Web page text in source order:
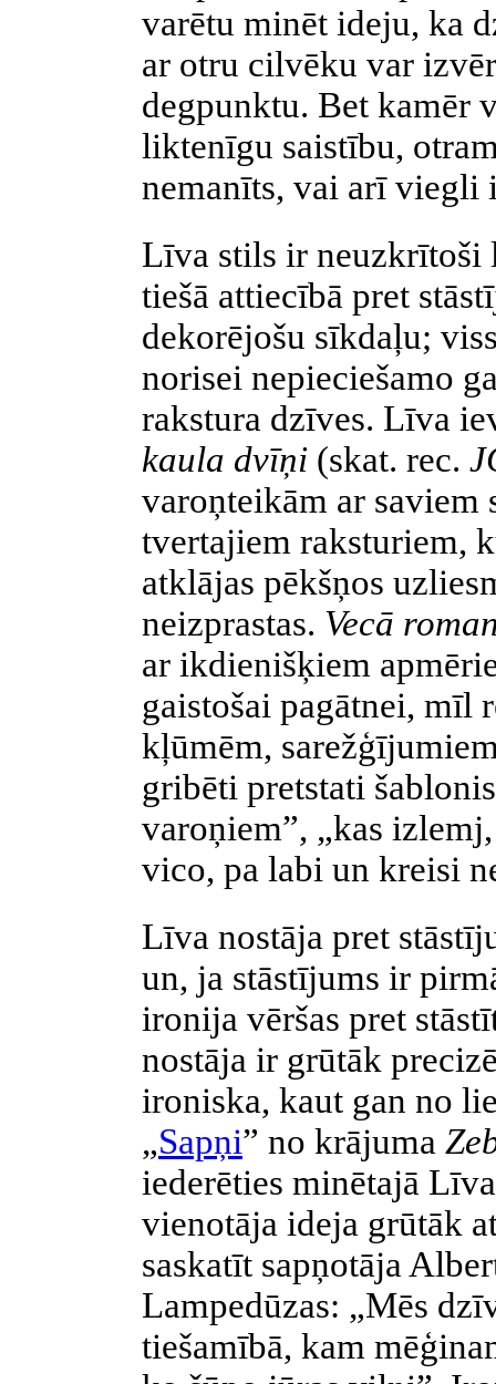
varētu minēt ideju, ka
ar otru cilvēku var
degpunktu. Bet kamēr
liktenīgu saistību,
nemanīts, vai arī viegli
Līva stils ir neuzkrītoši
tiešā attiecībā pret
dekorējošu sīkdaļu;
norisei nepieciešamo
rakstura dzīves. Līva
kaula dvīņi (skat. rec.
varoņteikām ar
tvertajiem raksturiem,
atklājas pēkšņos
neizprastas. Vecā
ar ikdienišķiem
gaistošai pagātnei, mīl
kļūmēm,
gribēti pretstati
varoņiem”, „kas
vico, pa labi un kreisi
Līva nostāja pret
un, ja stāstījums ir
ironija vēršas pret
nostāja ir grūtāk
ironiska, kaut gan no
„Sapņi” no krājuma
iederēties minētajā
vienotāja ideja grūtāk
saskatīt sapņotāja
Lampedūzas: „Mēs
tiešamībā, kam